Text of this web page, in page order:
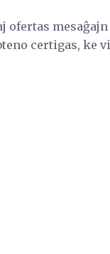
ofertas mesaĝajn
certigas, ke vi